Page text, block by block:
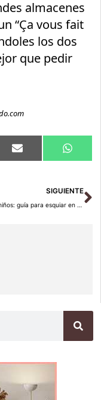
almacenes
“Ça vous fait
los dos
que pedir
Compartir
en
Email
en
SIGUIENTE
Nieve con niños: guía para esquiar en familia en 2026